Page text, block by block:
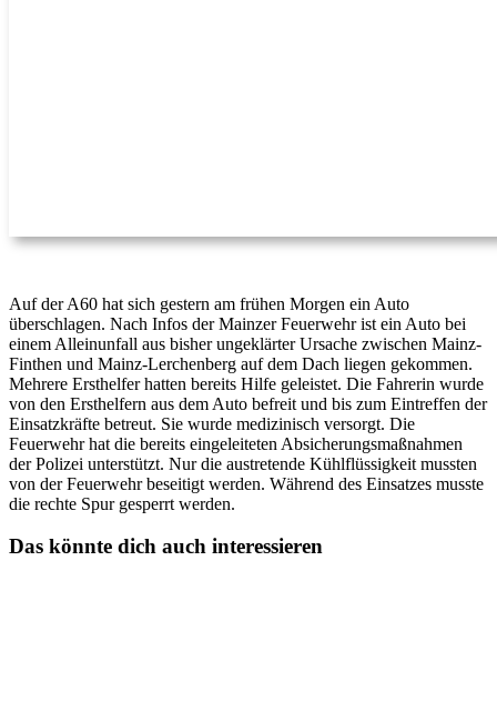
Auf der A60 hat sich gestern am frühen Morgen ein Auto
überschlagen. Nach Infos der Mainzer Feuerwehr ist ein Auto bei
einem Alleinunfall aus bisher ungeklärter Ursache zwischen Mainz-
Finthen und Mainz-Lerchenberg auf dem Dach liegen gekommen.
Mehrere Ersthelfer hatten bereits Hilfe geleistet. Die Fahrerin wurde
von den Ersthelfern aus dem Auto befreit und bis zum Eintreffen der
Einsatzkräfte betreut. Sie wurde medizinisch versorgt. Die
Feuerwehr hat die bereits eingeleiteten Absicherungsmaßnahmen
der Polizei unterstützt. Nur die austretende Kühlflüssigkeit mussten
von der Feuerwehr beseitigt werden. Während des Einsatzes musste
die rechte Spur gesperrt werden.
Das könnte dich auch interessieren